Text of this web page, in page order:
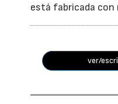
está fabricada con
ver/